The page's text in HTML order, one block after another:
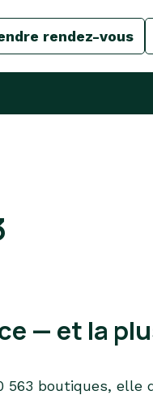
rendez-vous
— et la
563 boutiques, elle